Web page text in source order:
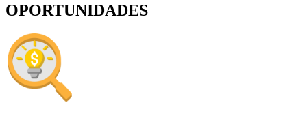
OPORTUNIDADES